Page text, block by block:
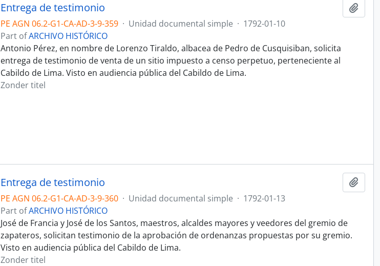
Entrega de testimonio
PE AGN 06.2-G1-CA-AD-3-9-359 · Unidad documental simple · 1792-01-10
Part ofARCHIVO HISTÓRICO
Antonio Pérez, en nombre de Lorenzo Tiraldo, albacea de Pedro de Cusquisiban, solicita
entrega de testimonio de venta de un sitio impuesto a censo perpetuo, perteneciente al
Cabildo de Lima. Visto en audiencia pública del Cabildo de Lima.
Zonder titel
Entrega de testimonio
PE AGN 06.2-G1-CA-AD-3-9-360 · Unidad documental simple · 1792-01-13
Part ofARCHIVO HISTÓRICO
José de Francia y José de los Santos, maestros, alcaldes mayores y veedores del gremio de
zapateros, solicitan testimonio de la aprobación de ordenanzas propuestas por su gremio.
Visto en audiencia pública del Cabildo de Lima.
Zonder titel